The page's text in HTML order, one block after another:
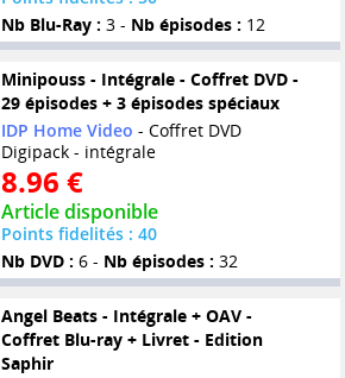
Nb Blu-Ray : 3 - Nb épisodes : 12
Minipouss - Intégrale - Coffret DVD -
29 épisodes + 3 épisodes spéciaux
IDP Home Video - Coffret DVD
Digipack - intégrale
8.96 €
Article disponible
Points fidelités : 40
Nb DVD : 6 - Nb épisodes : 32
Angel Beats - Intégrale + OAV -
Coffret Blu-ray + Livret - Edition
Saphir